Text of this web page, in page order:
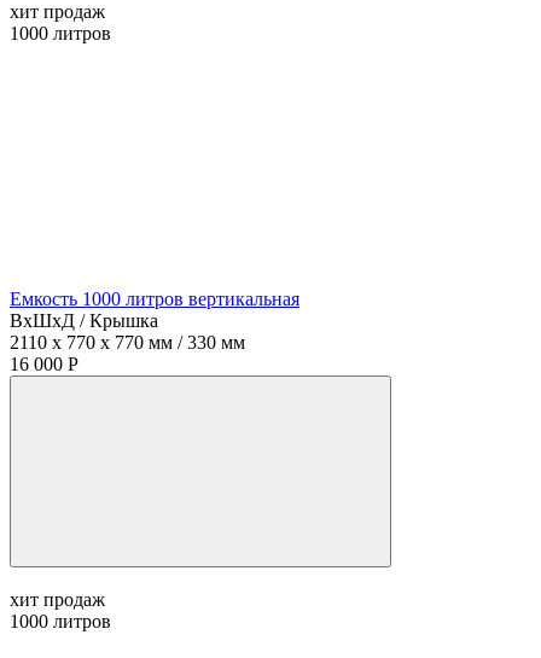
хит продаж
1000 литров
Емкость 1000 литров вертикальная
ВхШхД / Крышка
2110 x 770 x 770 мм / 330 мм
16 000 Р
хит продаж
1000 литров